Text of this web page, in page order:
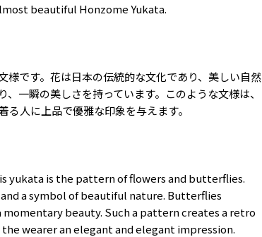
beautiful Honzome Yukata.
様です。花は日本の伝統的な文化であり、美しい自然
一瞬の美しさを持っています。このような文様は、
人に上品で優雅な印象を与えます。
yukata is the pattern of flowers and butterflies.
a symbol of beautiful nature. Butterflies
beauty. Such a pattern creates a retro
wearer an elegant and elegant impression.